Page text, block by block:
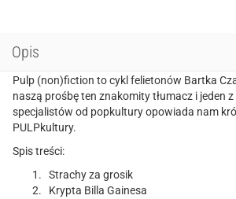
Opis
Pulp (non)fiction to cykl felietonów Bartka
naszą prośbę ten znakomity tłumacz i jeden
specjalistów od popkultury opowiada nam
PULPkultury.
Spis treści:
Strachy za grosik
Krypta Billa Gainesa